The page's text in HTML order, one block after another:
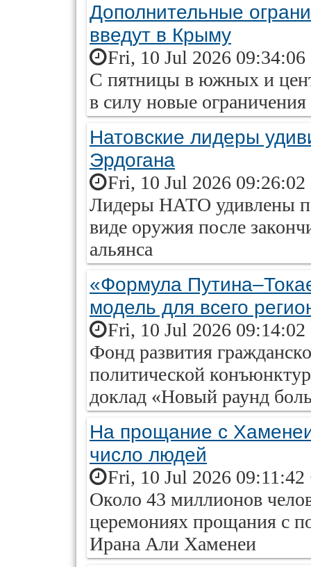
Дополнительные
введут в Крыму
Fri, 10 Jul 2026 09:34:06
С пятницы в южных и
в силу новые ограничения
Натовские лидеры
Эрдогана
Fri, 10 Jul 2026 09:26:02
Лидеры НАТО удивлены
виде оружия после
альянса
«Формула
модель для всего
Fri, 10 Jul 2026 09:14:02
Фонд развития
политической
доклад «Новый раунд
На прощание с
число людей
Fri, 10 Jul 2026 09:11:42
Около 43 миллионов
церемониях прощания с
Ирана Али Хаменеи